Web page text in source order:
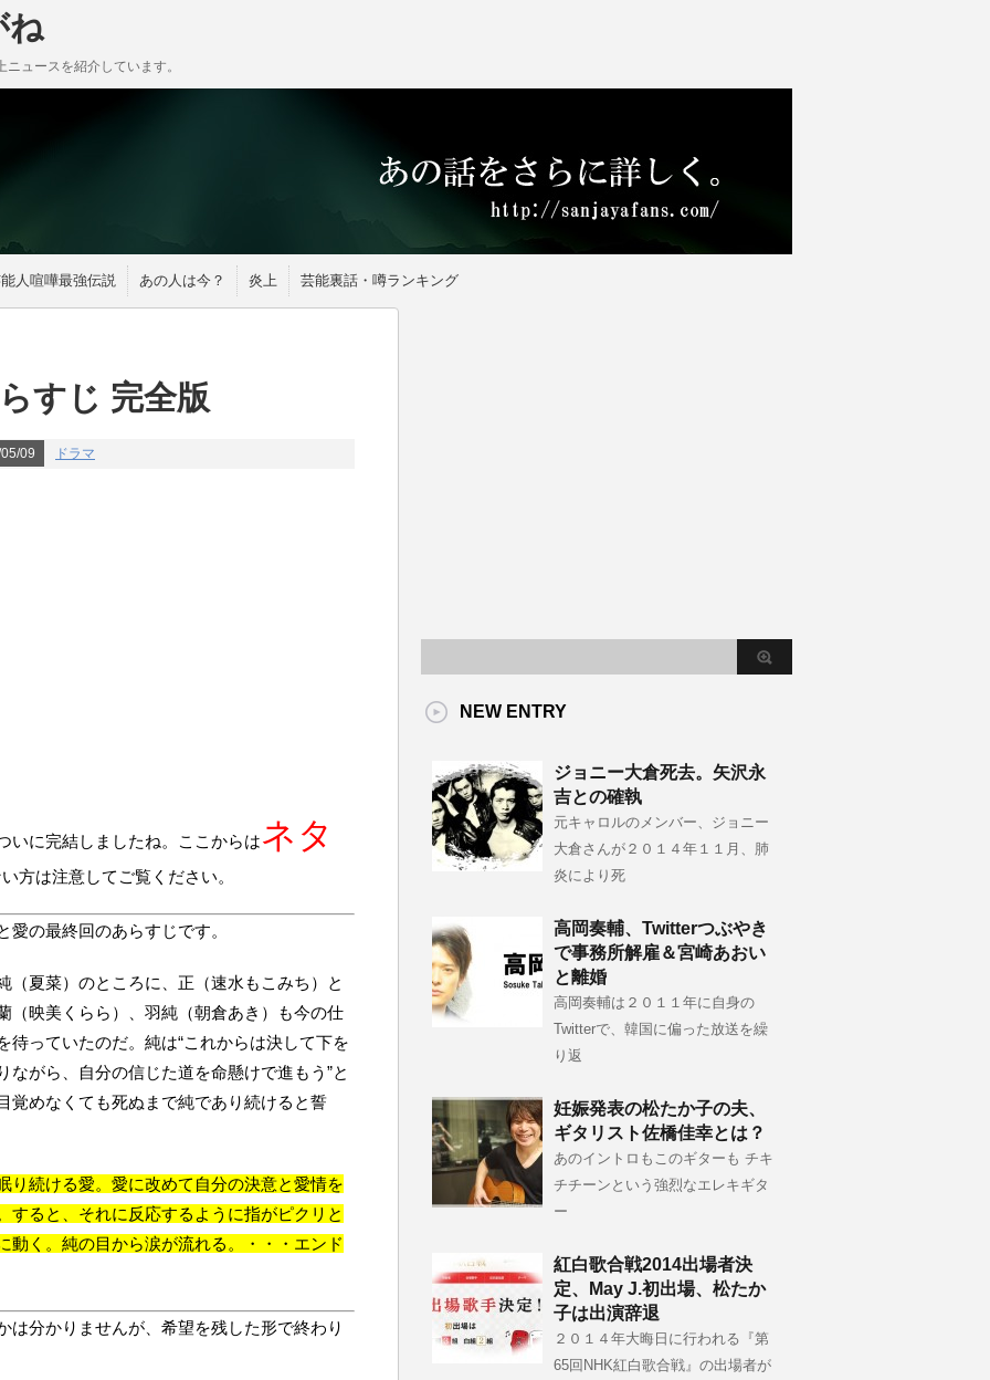
ね
ュースを紹介しています。
人喧嘩最強伝説 あの人は今？ 炎上 芸能裏話・噂ランキング
すじ 完全版
09 ドラマ
いに完結しましたね。ここからはネタ
方は注意してご覧ください。
の最終回のあらすじです。
（夏菜）のところに、正（速水もこみち）と
（映美くらら）、羽純（朝倉あき）も今の仕
待っていたのだ。純は“これからは決して下を
がら、自分の信じた道を命懸けで進もう”と
覚めなくても死ぬまで純であり続けると誓
り続ける愛。愛に改めて自分の決意と愛情を
すると、それに反応するように指がピクリと
動く。純の目から涙が流れる。・・・エンド
は分かりませんが、希望を残した形で終わり
NEW ENTRY
ジョニー大倉死去。矢沢永
吉との確執
元キャロルのメンバー、ジョニー
大倉さんが２０１４年１１月、肺
炎により死
高岡奏輔、Twitterつぶやき
で事務所解雇＆宮崎あおい
と離婚
高岡奏輔は２０１１年に自身の
Twitterで、韓国に偏った放送を繰
り返
妊娠発表の松たか子の夫、
ギタリスト佐橋佳幸とは？
あのイントロもこのギターも チキ
チチーンという強烈なエレキギタ
ー
紅白歌合戦2014出場者決
定、May J.初出場、松たか
子は出演辞退
２０１４年大晦日に行われる『第
65回NHK紅白歌合戦』の出場者が